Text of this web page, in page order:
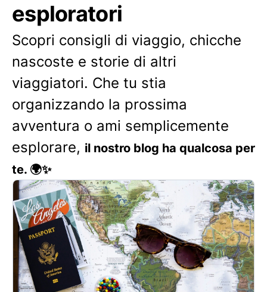
esploratori
Scopri consigli di viaggio, chicche
nascoste e storie di altri
viaggiatori. Che tu stia
organizzando la prossima
avventura o ami semplicemente
esplorare, il nostro blog ha qualcosa per
te. 🌍✨